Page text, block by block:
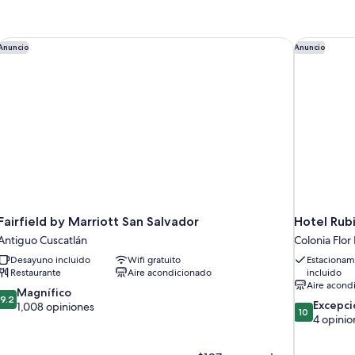
by Marriott San Salvador
Cuscatlán
Desayuno incluido
Wifi gratuito
Restaurante
Aire acondicionado
9.2 Magnífico
1,008 opiniones
by Marriott San Salvador Anuncio
Hotel
Colonia Flor
incluido
Aire
10.0
de
10
4
Hotel